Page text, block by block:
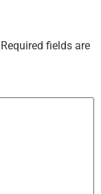
Required fields are